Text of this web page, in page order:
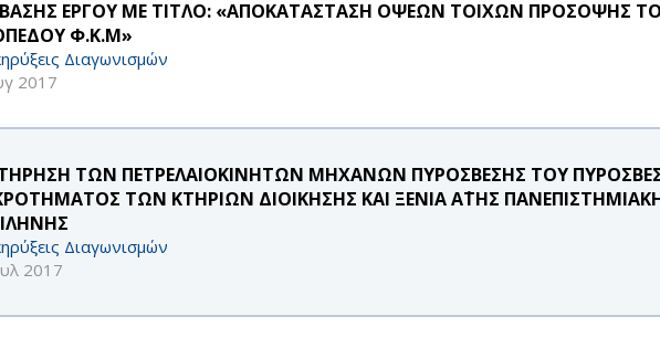
ΕΡΓΟΥ ΜΕ ΤΙΤΛΟ: «ΑΠΟΚΑΤΑΣΤΑΣΗ ΟΨΕΩΝ ΤΟΙΧΩΝ ΠΡΟΣΟΨΗΣ ΤΟΥ
Φ.Κ.Μ»
Διαγωνισμών
2017
ΤΩΝ ΠΕΤΡΕΛΑΙΟΚΙΝΗΤΩΝ ΜΗΧΑΝΩΝ ΠΥΡΟΣΒΕΣΗΣ ΤΟΥ
ΤΩΝ ΚΤΗΡΙΩΝ ΔΙΟΙΚΗΣΗΣ ΚΑΙ ΞΕΝΙΑ Α΄ΤΗΣ
Διαγωνισμών
2017